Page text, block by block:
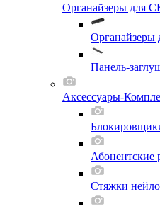
Органайзеры для
Панель-
Аксессуары-
Абонентские
Стяжки